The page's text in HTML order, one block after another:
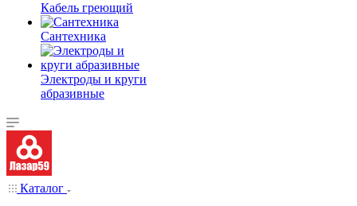
Кабель греющий
Сантехника
Электроды и круги
абразивные
Каталог